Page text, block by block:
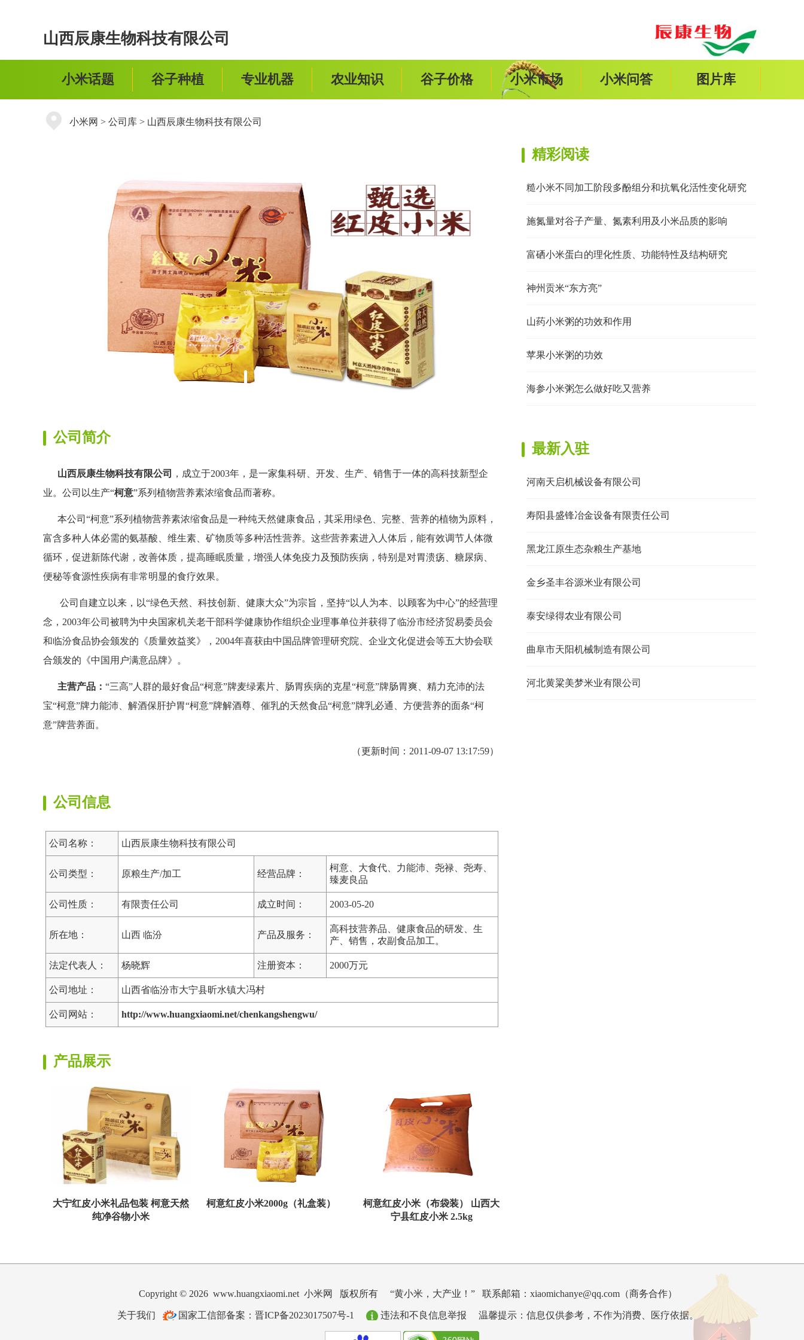
山西辰康生物科技有限公司
小米话题 谷子种植 专业机器 农业知识 谷子价格 小米市场 小米问答 图片库
小米网 > 公司库 > 山西辰康生物科技有限公司
公司简介
山西辰康生物科技有限公司
，成立于2003年，是一家集科研、开发、生产、销售于一体的高科技新型企
业。公司以生产“柯意”系列植物营养素浓缩食品而著称。
本公司“柯意”系列植物营养素浓缩食品是一种纯天然健康食品，其采用绿色、完整、营养的植物为原料，
富含多种人体必需的氨基酸、维生素、矿物质等多种活性营养。这些营养素进入人体后，能有效调节人体微
循环，促进新陈代谢，改善体质，提高睡眠质量，增强人体免疫力及预防疾病，特别是对胃溃疡、糖尿病、
便秘等食源性疾病有非常明显的食疗效果。
公司自建立以来，以“绿色天然、科技创新、健康大众”为宗旨，坚持“以人为本、以顾客为中心”的经营理
念，2003年公司被聘为中央国家机关老干部科学健康协作组织企业理事单位并获得了临汾市经济贸易委员会
和临汾食品协会颁发的《质量效益奖》，2004年喜获由中国品牌管理研究院、企业文化促进会等五大协会联
合颁发的《中国用户满意品牌》。
主营产品： “三高”人群的最好食品“柯意”牌麦绿素片、肠胃疾病的克星“柯意”牌肠胃爽、精力充沛的法
宝“柯意”牌力能沛、解酒保肝护胃“柯意”牌解酒尊、催乳的天然食品“柯意”牌乳必通、方便营养的面条“柯
意”牌营养面。
（更新时间：2011-09-07 13:17:59）
公司信息
公司名称： 山西辰康生物科技有限公司
公司类型： 原粮生产/加工 经营品牌：
柯意、大食代、力能沛、尧禄、尧寿、
臻麦良品
公司性质： 有限责任公司 成立时间： 2003-05-20
所在地： 山西 临汾 产品及服务：
高科技营养品、健康食品的研发、生
产、销售，农副食品加工。
法定代表人： 杨晓辉 注册资本： 2000万元
公司地址： 山西省临汾市大宁县昕水镇大冯村
公司网站： http://www.huangxiaomi.net/chenkangshengwu/
产品展示
大宁红皮小米礼品包装 柯意天然
纯净谷物小米
柯意红皮小米2000g（礼盒装）
柯意红皮小米（布袋装） 山西大
宁县红皮小米 2.5kg
精彩阅读
糙小米不同加工阶段多酚组分和抗氧化活性变化研究
施氮量对谷子产量、氮素利用及小米品质的影响
富硒小米蛋白的理化性质、功能特性及结构研究
神州贡米“东方亮”
山药小米粥的功效和作用
苹果小米粥的功效
海参小米粥怎么做好吃又营养
最新入驻
河南天启机械设备有限公司
寿阳县盛锋冶金设备有限责任公司
黑龙江原生态杂粮生产基地
金乡圣丰谷源米业有限公司
泰安绿得农业有限公司
曲阜市天阳机械制造有限公司
河北黄粱美梦米业有限公司
Copyright © 2026 www.huangxiaomi.net 小米网 版权所有 “黄小米，大产业！” 联系邮箱：xiaomichanye@qq.com（商务合作）
关于我们 国家工信部备案：晋ICP备2023017507号-1 违法和不良信息举报 温馨提示：信息仅供参考，不作为消费、医疗依据。